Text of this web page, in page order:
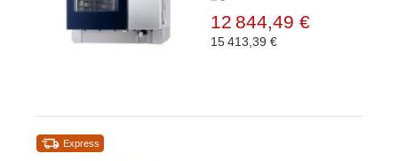
12 844,49 €
15 413,39 €
Express